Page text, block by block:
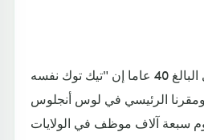
وقال الرجل السنغافوري البالغ 40 عاما إن "تيك توك نفسه
الرئيسي في لوس أنجلوس
سبعة آلاف موظف في الولايات